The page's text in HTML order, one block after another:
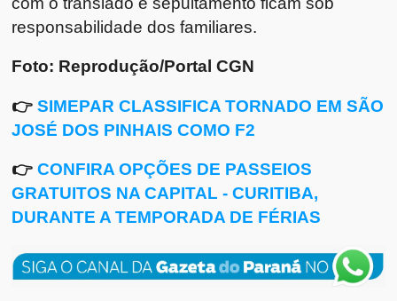
responsabilidade dos familiares.
Foto: Reprodução/Portal CGN
👉 SIMEPAR CLASSIFICA TORNADO EM SÃO
JOSÉ DOS PINHAIS COMO F2
👉 CONFIRA OPÇÕES DE PASSEIOS
GRATUITOS NA CAPITAL - CURITIBA,
DURANTE A TEMPORADA DE FÉRIAS